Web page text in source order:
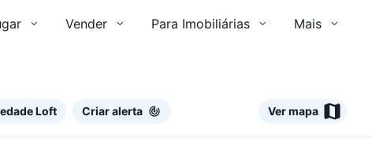
Vender Para Imobiliárias Mais
Loft Criar alerta Ver mapa